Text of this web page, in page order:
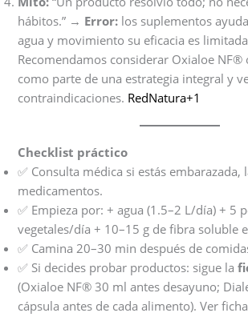
hábitos.” → Error: los suplementos
agua y movimiento su eficacia es
Recomendamos considerar Oxialoe
como parte de una estrategia integral y
contraindicaciones. RedNatura+1
Checklist práctico
✅ Consulta médica si estás
medicamentos.
✅ Empieza por: + agua (1.5–2 L/día) + 5
vegetales/día + 10–15 g de fibra soluble
✅ Camina 20–30 min después de
✅ Si decides probar productos: sigue la
(Oxialoe NF® 30 ml antes desayuno;
cápsula antes de cada alimento). Ver